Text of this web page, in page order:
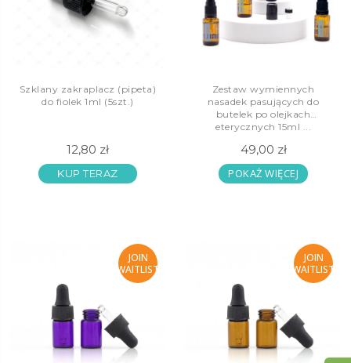
Szklany zakraplacz (pipeta)
do fiolek 1ml (5szt.)
12,80 zł
KUP TERAZ
Zestaw wymiennych
nasadek pasujących do
butelek po olejkach
eterycznych 15ml ...
49,00 zł
POKAŻ WIĘCEJ
JOIN
WAITLIST
JOIN
WAITLIST